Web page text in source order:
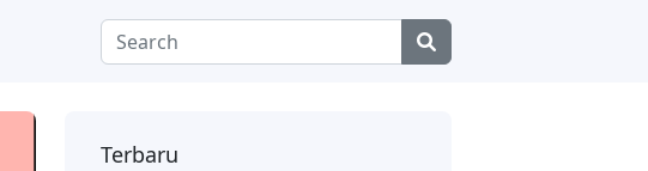
Terbaru